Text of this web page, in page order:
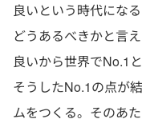
良いという時代にな
どうあるべきかと言
良いから世界でNo.1
そうしたNo.1の点が
ムをつくる。そのあ